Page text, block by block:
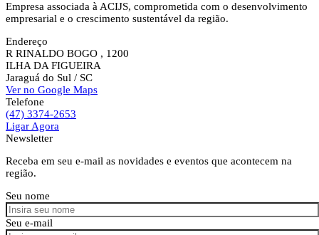
Empresa associada à ACIJS, comprometida com o desenvolvimento
empresarial e o crescimento sustentável da região.
Endereço
R RINALDO BOGO , 1200
ILHA DA FIGUEIRA
Jaraguá do Sul / SC
Ver no Google Maps
Telefone
(47) 3374-2653
Ligar Agora
Newsletter
Receba em seu e-mail as novidades e eventos que acontecem na
região.
Seu nome
Seu e-mail